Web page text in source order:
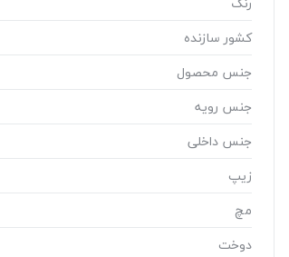
کشور سازنده
جنس محصول
جنس رویه
جنس داخلی
زیپ
مچ
دوخت